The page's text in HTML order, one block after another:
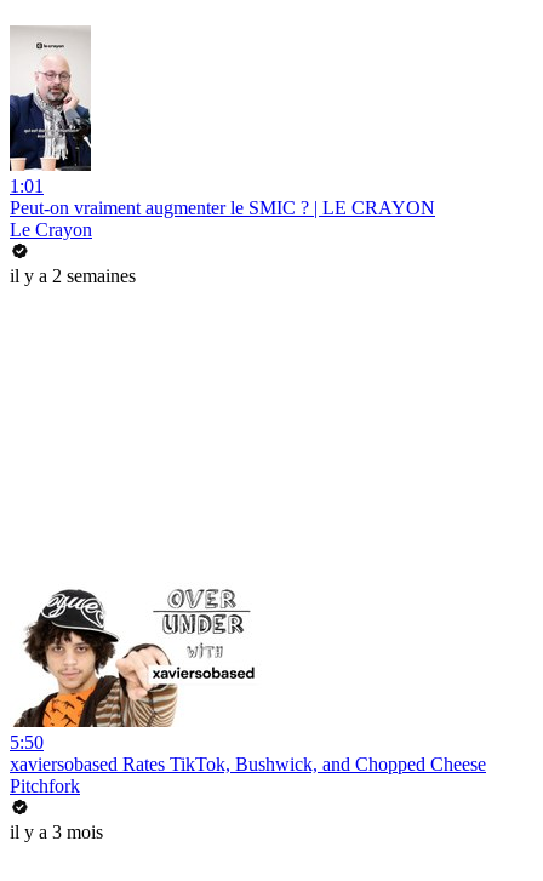
1:01
Peut-on vraiment augmenter le SMIC ? | LE CRAYON
Le Crayon
il y a 2 semaines
5:50
xaviersobased Rates TikTok, Bushwick, and Chopped Cheese
Pitchfork
il y a 3 mois